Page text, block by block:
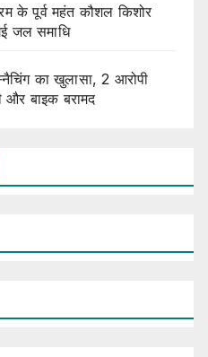
के पूर्व महंत कौशल किशोर
जल समाधि
का खुलासा, 2 आरोपी
और बाइक बरामद